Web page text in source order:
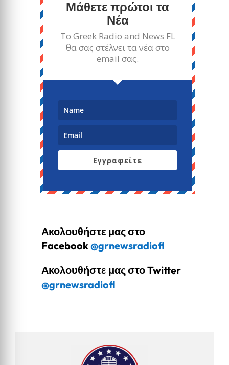
Μάθετε πρώτοι τα
Νέα
Το Greek Radio and News FL
θα σας στέλνει τα νέα στο
email σας.
Εγγραφείτε
Ακολουθήστε μας στο
Facebook@grnewsradiofl
Ακολουθήστε μας στο Twitter
@grnewsradiofl